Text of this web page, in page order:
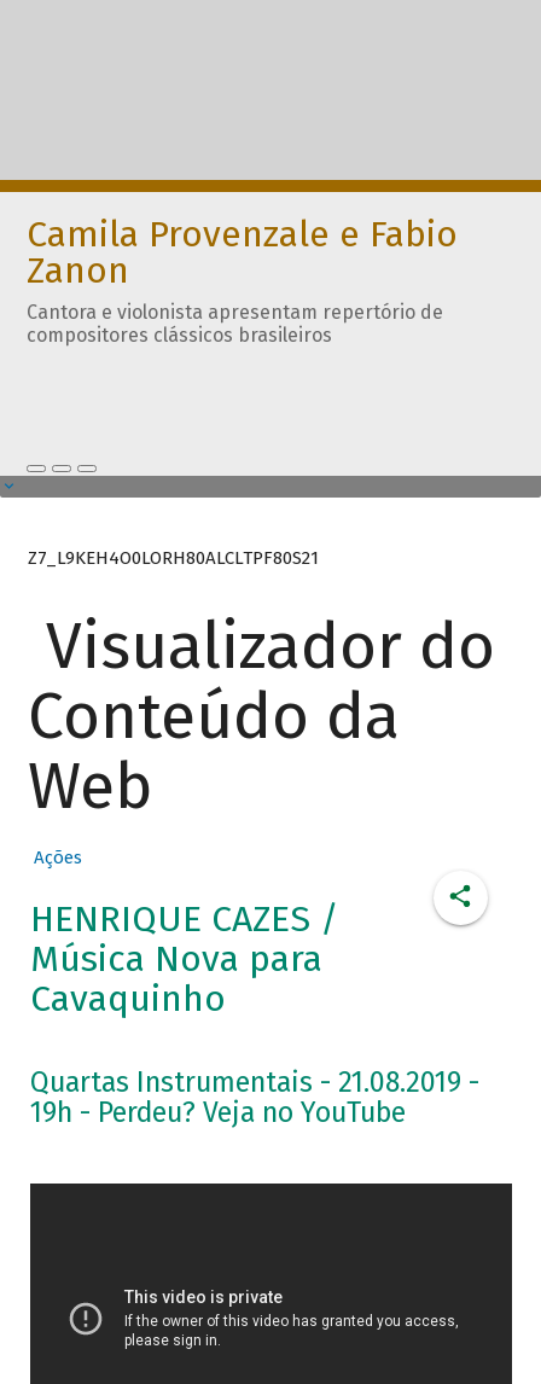
Camila Provenzale e Fabio
Zanon
Cantora e violonista apresentam repertório de
compositores clássicos brasileiros
Z7_L9KEH4O0LORH80ALCLTPF80S21
Visualizador do
Conteúdo da
Web
Ações
HENRIQUE CAZES /
Música Nova para
Cavaquinho
Quartas Instrumentais - 21.08.2019 -
19h - Perdeu? Veja no YouTube